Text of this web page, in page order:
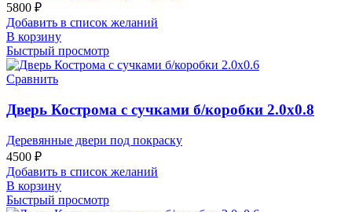
5800 ₽
Добавить в список желаний
В корзину
Быстрый просмотр
Сравнить
Дверь Кострома с сучками б/коробки 2.0х0.8
Деревянные двери под покраску
4500 ₽
Добавить в список желаний
В корзину
Быстрый просмотр